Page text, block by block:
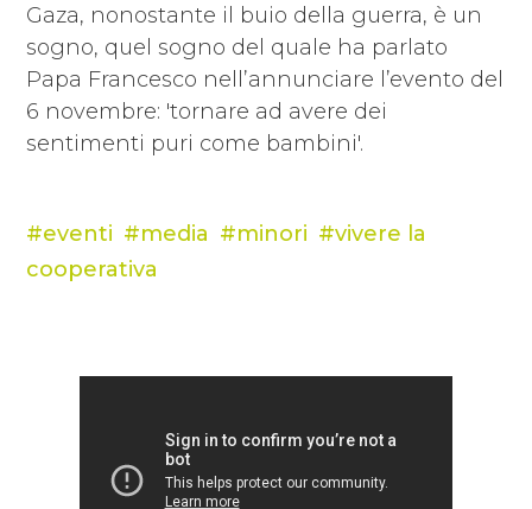
Gaza, nonostante il buio della guerra, è un
sogno, quel sogno del quale ha parlato
Papa Francesco nell’annunciare l’evento del
6 novembre: 'tornare ad avere dei
sentimenti puri come bambini'.
eventi media minori
vivere la
cooperativa